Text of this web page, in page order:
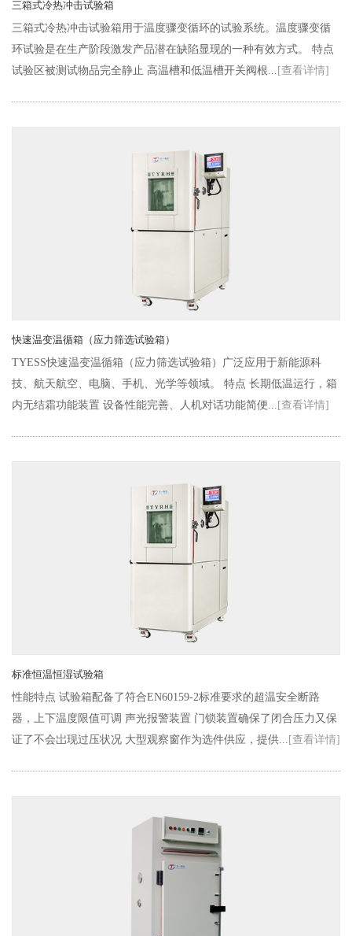
三箱式冷热冲击试验箱
三箱式冷热冲击试验箱用于温度骤变循环的试验系统。温度骤变循
环试验是在生产阶段激发产品潜在缺陷显现的一种有效方式。 特点
试验区被测试物品完全静止 高温槽和低温槽开关阀根... [查看详情]
快速温变温循箱（应力筛选试验箱）
TYESS快速温变温循箱（应力筛选试验箱）广泛应用于新能源科
技、航天航空、电脑、手机、光学等领域。 特点 长期低温运行，箱
内无结霜功能装置 设备性能完善、人机对话功能简便...
[查看详情]
标准恒温恒湿试验箱
性能特点 试验箱配备了符合EN60159-2标准要求的超温安全断路
器，上下温度限值可调 声光报警装置 门锁装置确保了闭合压力又保
证了不会岀现过压状况 大型观察窗作为选件供应，提供... [查看详情]